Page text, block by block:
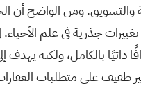
والتسويق. ومن الواضح أن
جذرية في علم الأحياء.
بالكامل، ولكنه يهدف
طفيف على متطلبات